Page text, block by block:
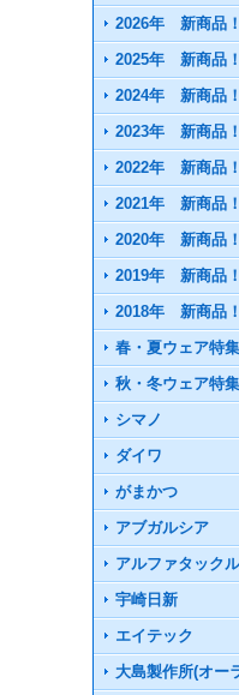
2026年 新商品！
2025年 新商品！
2024年 新商品！
2023年 新商品！
2022年 新商品！
2021年 新商品！
2020年 新商品！
2019年 新商品！
2018年 新商品！
春・夏ウェア特集
秋・冬ウェア特集
シマノ
ダイワ
がまかつ
アブガルシア
アルファタック
宇崎日新
エイテック
大島製作所(オー